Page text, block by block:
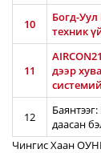
10
Богд-Уул
техник
11
дээр
12
даасан
Чингис Хаан